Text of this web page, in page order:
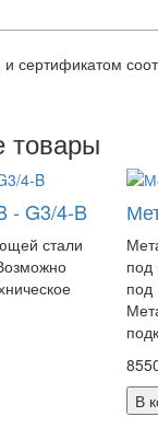
сертификатом
товары
- G3/4-B
стали
под
под
В